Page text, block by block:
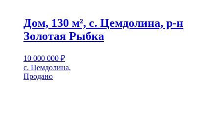
Дом, 130 м², с. Цемдолина, р-н
Золотая Рыбка
10 000 000 ₽
с. Цемдолина,
Продано